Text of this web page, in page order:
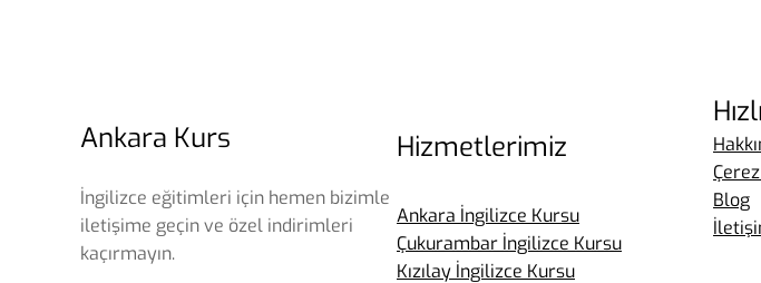
Ankara Kurs
İngilizce eğitimleri için hemen bizimle
iletişime geçin ve özel indirimleri
kaçırmayın.
Hizmetlerimiz
Ankara İngilizce Kursu
Çukurambar İngilizce Kursu
Kızılay İngilizce Kursu
Blog